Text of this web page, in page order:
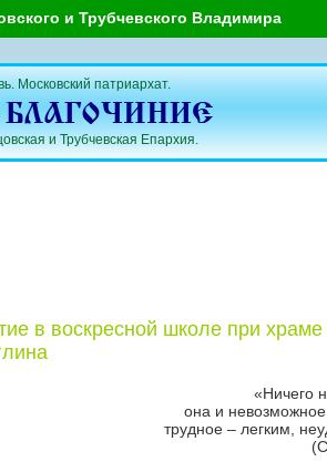
и Трубчевского Владимира
Московский патриархат.
и Трубчевская Епархия.
в воскресной школе при храме
«Ничего
она и
трудное – легким,